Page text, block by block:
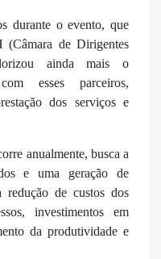
durante o evento, que
de Dirigentes
ainda mais o
esses parceiros,
dos serviços e
anualmente, busca a
e uma geração de
redução de custos dos
investimentos em
da produtividade e